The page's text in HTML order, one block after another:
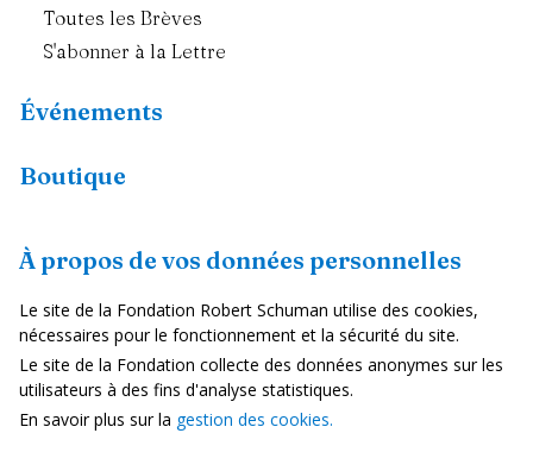
À propos de vos données personnelles
Le site de la Fondation Robert Schuman utilise des cookies,
nécessaires pour le fonctionnement et la sécurité du site.
Le site de la Fondation collecte des données anonymes sur les
utilisateurs à des fins d'analyse statistiques.
En savoir plus sur la gestion des cookies.
Toutes les Brèves
S'abonner à la Lettre
Événements
Boutique
Ressources
Fiches pays
Dans les médias
Vidéos